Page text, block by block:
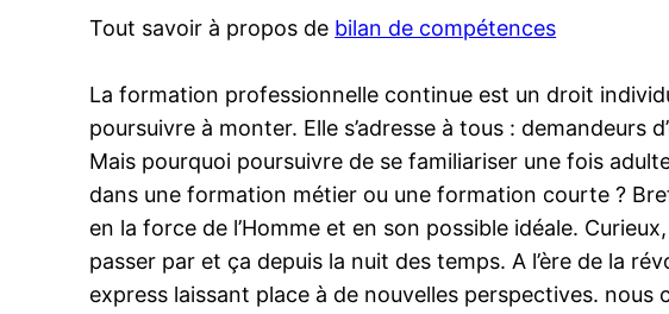
Tout savoir à propos de bilan de compétences
La formation professionnelle continue est un droit
poursuivre à monter. Elle s’adresse à tous :
Mais pourquoi poursuivre de se familiariser une fois
dans une formation métier ou une formation courte ?
en la force de l’Homme et en son possible idéale.
passer par et ça depuis la nuit des temps. A l’ère de la
express laissant place à de nouvelles perspectives.